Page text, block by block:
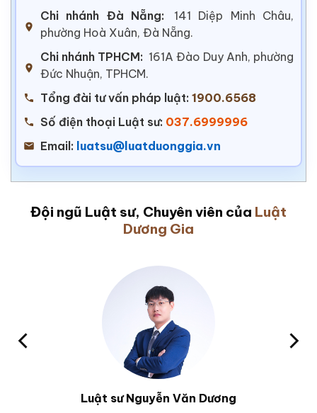
Chi nhánh Đà Nẵng:
141 Diệp Minh Châu,
phường Hoà Xuân, Đà Nẵng.
Chi nhánh TPHCM: 161A Đào Duy Anh, phường
Đức Nhuận, TPHCM.
Tổng đài tư vấn pháp luật: 1900.6568
Số điện thoại Luật sư: 037.6999996
Email: luatsu@luatduonggia.vn
Đội ngũ Luật sư, Chuyên viên của Luật
Dương Gia
Luật sư Nguyễn Văn Dương